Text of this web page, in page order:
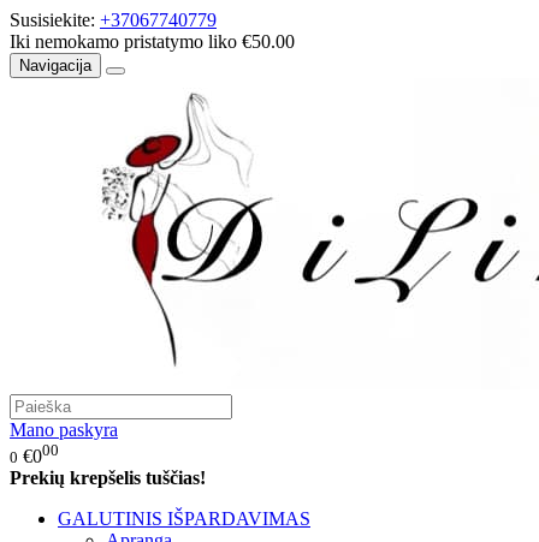
Susisiekite: +37067740779
Iki nemokamo pristatymo liko €50.00
Navigacija
Mano paskyra
0 €000
Prekių krepšelis tuščias!
GALUTINIS IŠPARDAVIMAS